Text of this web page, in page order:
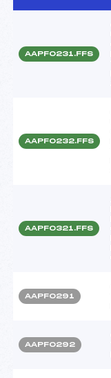
AAPF0231.FFS
AAPF0232.FFS
AAPF0321.FFS
AAPF0291
AAPF0292